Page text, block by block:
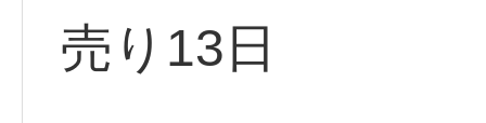
売り13日